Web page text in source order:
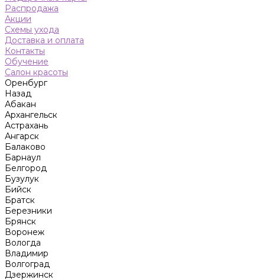
Распродажа
Акции
Схемы ухода
Доставка и оплата
Контакты
Обучение
Салон красоты
Оренбург
Назад
Абакан
Архангельск
Астрахань
Ангарск
Балаково
Барнаул
Белгород
Бузулук
Бийск
Братск
Березники
Брянск
Воронеж
Вологда
Владимир
Волгоград
Дзержинск